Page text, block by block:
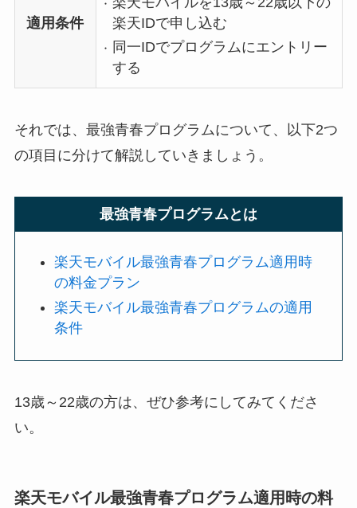
適用条件
楽天IDで申し込む
同一IDでプログラムにエントリー
する
それでは、最強青春プログラムについて、以下2つ
の項目に分けて解説していきましょう。
最強青春プログラムとは
楽天モバイル最強青春プログラム適用時
の料金プラン
楽天モバイル最強青春プログラムの適用
条件
13歳～22歳の方は、ぜひ参考にしてみてくださ
い。
楽天モバイル最強青春プログラム適用時の料